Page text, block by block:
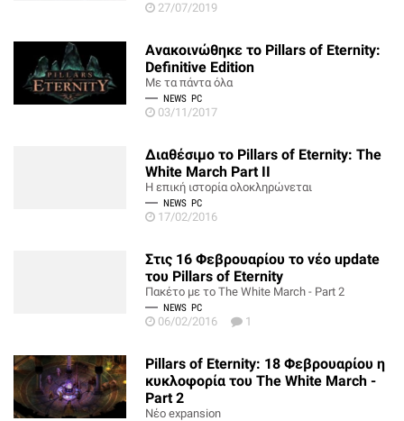
27/07/2019
Ανακοινώθηκε το Pillars of Eternity:
Definitive Edition
Με τα πάντα όλα
NEWS PC
03/11/2017
Διαθέσιμο το Pillars of Eternity: The
White March Part II
Η επική ιστορία ολοκληρώνεται
NEWS PC
17/02/2016
Στις 16 Φεβρουαρίου το νέο update
του Pillars of Eternity
Πακέτο με το The White March - Part 2
NEWS PC
06/02/2016 1
Pillars of Eternity: 18 Φεβρουαρίου η
κυκλοφορία του The White March -
Part 2
Νέο expansion